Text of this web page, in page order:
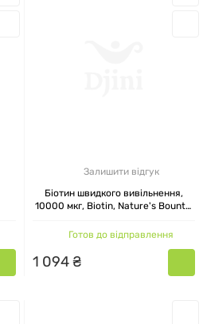
Залишити відгук
Біотин швидкого вивільнення,
10000 мкг, Biotin, Nature's Bounty,
Готов до відправлення
1 094₴